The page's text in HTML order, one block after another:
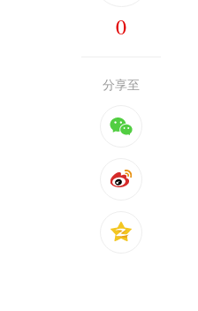
0
分享至